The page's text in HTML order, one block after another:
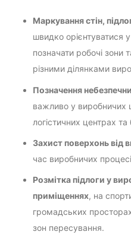
Маркування стін,
швидко орієнтуватися
позначати робочі зони
різними ділянками
Позначення
важливо у виробничих
логістичних центрах
Захист поверхонь від
час виробничих
Розмітка підлоги у
приміщеннях, на
громадських
зон пересування.